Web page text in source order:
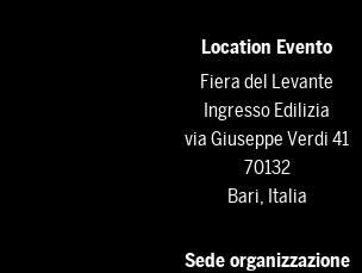
Location Evento
Fiera del Levante
Ingresso Edilizia
via Giuseppe Verdi 41
70132
Bari, Italia
Sede organizzazione